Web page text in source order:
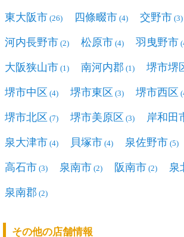
東大阪市 (26) 四條畷市 (4) 交野市 (3)
河内長野市 (2) 松原市 (4) 羽曳野市
大阪狭山市 (1) 南河内郡 (1) 堺市堺
堺市中区 (4) 堺市東区 (3) 堺市西区
堺市北区 (7) 堺市美原区 (3) 岸和田
泉大津市 (4) 貝塚市 (4) 泉佐野市 (5)
高石市 (3) 泉南市 (2) 阪南市 (2) 泉
泉南郡 (2)
その他の店舗情報